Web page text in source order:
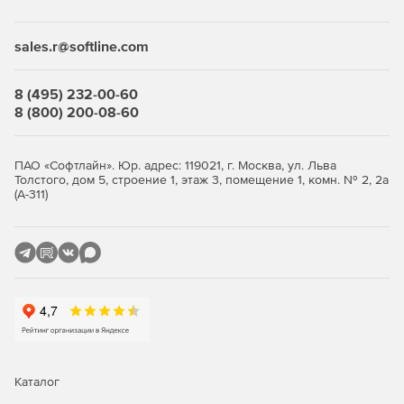
нужны, и не переплачивает за ненужные ему элементы
использовать.
Если необходимо обеспечить централизованное
управление защитой рабочих станций, требуется
лицензирование Центра управления Dr.Web Enterprise
нескольких компьютеров, до распределенных интранет-
администрирование защиты файловых серверов и
серверов приложений (включая терминальные серверы),
sales.r@softline.com
8 (495) 232-00-60
8 (800) 200-08-60
ПАО «Софтлайн». Юр. адрес: 119021, г. Москва, ул. Льва
Толстого, дом 5, строение 1, этаж 3, помещение 1, комн. № 2, 2а
(А-311)
Каталог